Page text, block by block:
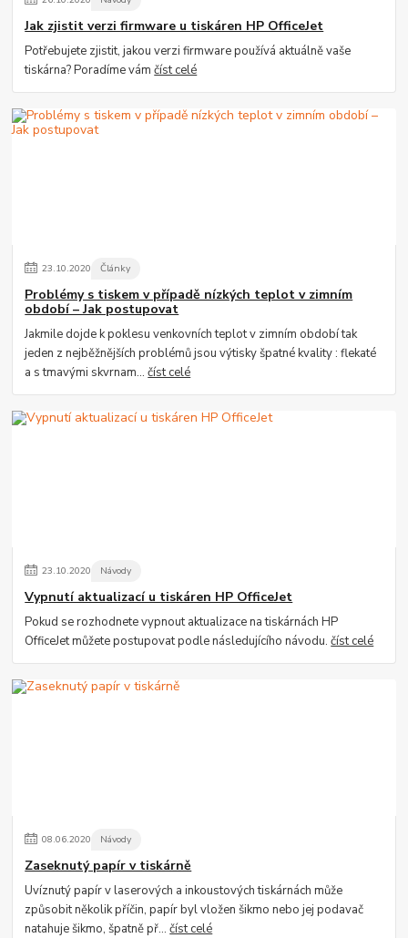
Jak zjistit verzi firmware u tiskáren HP OfficeJet
Potřebujete zjistit, jakou verzi firmware používá aktuálně vaše
tiskárna? Poradíme vámčíst celé
23.10.2020 Články
Problémy s tiskem v případě nízkých teplot v zimním
období – Jak postupovat
Jakmile dojde k poklesu venkovních teplot v zimním období tak
jeden z nejběžnějších problémů jsou výtisky špatné kvality : flekaté
a s tmavými skvrnam...číst celé
23.10.2020 Návody
Vypnutí aktualizací u tiskáren HP OfficeJet
Pokud se rozhodnete vypnout aktualizace na tiskárnách HP
OfficeJet můžete postupovat podle následujícího návodu.číst celé
08.06.2020 Návody
Zaseknutý papír v tiskárně
Uvíznutý papír v laserových a inkoustových tiskárnách může
způsobit několik příčin, papír byl vložen šikmo nebo jej podavač
natahuje šikmo, špatně př...číst celé